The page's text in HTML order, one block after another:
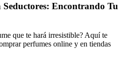
Encontrando Tu
que te hará irresistible? Aquí te
perfumes online y en tiendas